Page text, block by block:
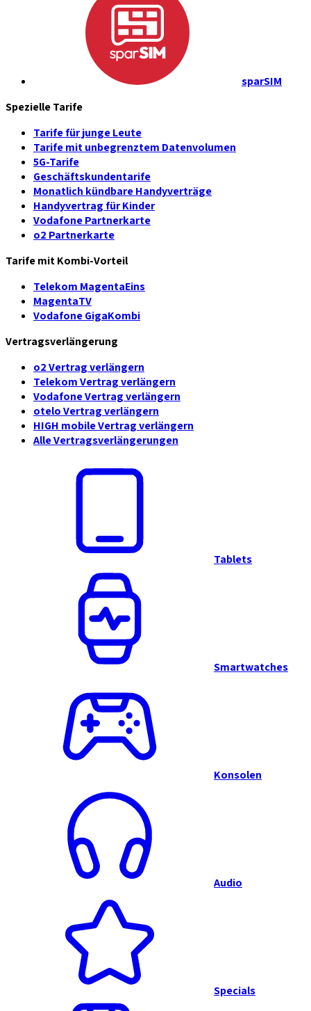
sparSIM
Spezielle Tarife
Tarife für junge Leute
Tarife mit unbegrenztem Datenvolumen
5G-Tarife
Geschäftskundentarife
Monatlich kündbare Handyverträge
Handyvertrag für Kinder
Vodafone Partnerkarte
o2 Partnerkarte
Tarife mit Kombi-Vorteil
Telekom MagentaEins
MagentaTV
Vodafone GigaKombi
Vertragsverlängerung
o2 Vertrag verlängern
Telekom Vertrag verlängern
Vodafone Vertrag verlängern
otelo Vertrag verlängern
HIGH mobile Vertrag verlängern
Alle Vertragsverlängerungen
Tablets
Smartwatches
Konsolen
Audio
Specials